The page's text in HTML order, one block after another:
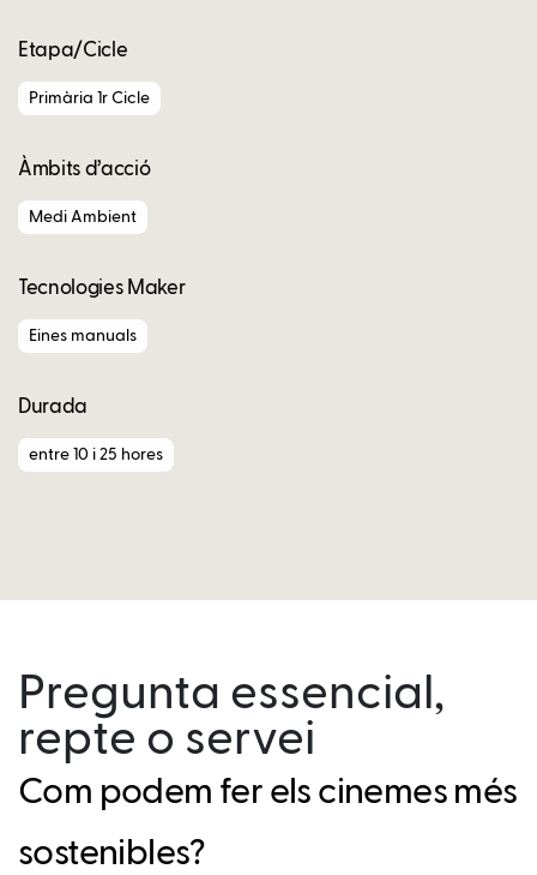
Etapa/Cicle
Primària 1r Cicle
Àmbits d’acció
Medi Ambient
Tecnologies Maker
Eines manuals
Durada
entre 10 i 25 hores
Pregunta essencial,
repte o servei
Com podem fer els cinemes més
sostenibles?